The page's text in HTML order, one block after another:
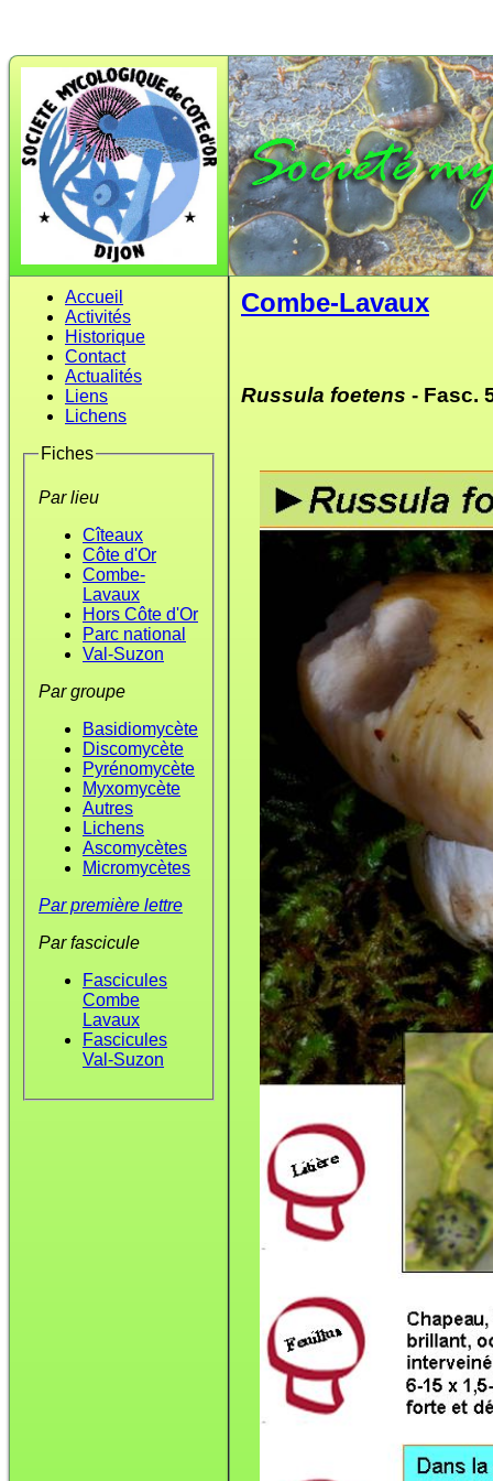
Accueil
Activités
Historique
Contact
Actualités
Liens
Lichens
Fiches
Par lieu
Cîteaux
Côte d'Or
Combe-
Lavaux
Hors Côte d'Or
Parc national
Val-Suzon
Par groupe
Basidiomycète
Discomycète
Pyrénomycète
Myxomycète
Autres
Lichens
Ascomycètes
Micromycètes
Par première lettre
Par fascicule
Fascicules
Combe
Lavaux
Fascicules
Val-Suzon
Combe-Lavaux
Russula foetens - Fasc.